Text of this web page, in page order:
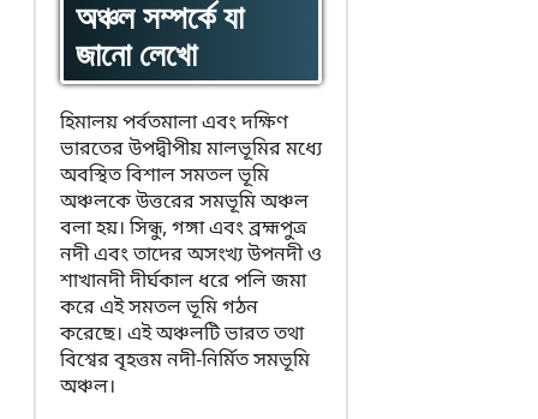
অঞ্চল সম্পৰ্কে যা
জানো লেখো
হিমালয় পর্বতমালা এবং দক্ষিণ
ভারতের উপদ্বীপীয় মালভূমির মধ্যে
অবস্থিত বিশাল সমতল ভূমি
অঞ্চলকে উত্তরের সমভূমি অঞ্চল
বলা হয়। সিন্ধু, গঙ্গা এবং ব্রহ্মপুত্র
নদী এবং তাদের অসংখ্য উপনদী ও
শাখানদী দীর্ঘকাল ধরে পলি জমা
করে এই সমতল ভূমি গঠন
করেছে। এই অঞ্চলটি ভারত তথা
বিশ্বের বৃহত্তম নদী-নির্মিত সমভূমি
অঞ্চল।